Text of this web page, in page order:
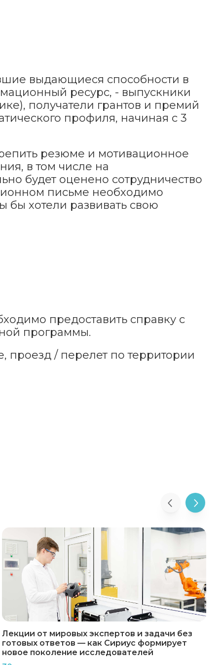
выдающиеся способности в
ресурс, - выпускники
получатели грантов и премий
профиля, начиная с 3
резюме и мотивационное
в том числе на
будет оценено сотрудничество
письме необходимо
бы хотели развивать свою
предоставить справку с
программы.
проезд / перелет по территории
Лекции от мировых экспертов и задачи без
готовых ответов — как Сириус формирует
новое поколение исследователей